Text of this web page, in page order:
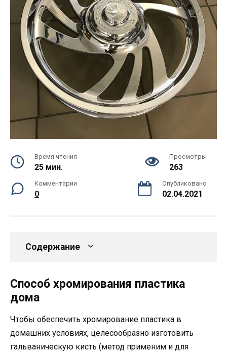
Время чтения
25 мин.
Просмотры
263
Комментарии
0
Опубликовано
02.04.2021
Содержание
Способ хромирования пластика
дома
Чтобы обеспечить хромирование пластика в
домашних условиях, целесообразно изготовить
гальваническую кисть (метод применим и для